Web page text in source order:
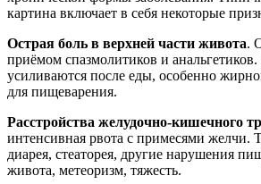
картина включает в себя некоторые
Острая боль в верхней части живота.
приёмом спазмолитиков и
усиливаются после еды, особенно
для пищеварения.
Расстройства желудочно-кишечного
интенсивная рвота с примесями желчи.
диарея, стеаторея, другие нарушения
живота, метеоризм, тяжесть.